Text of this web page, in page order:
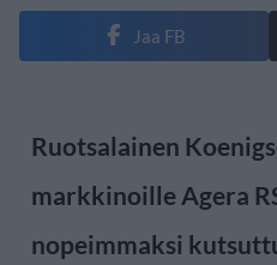
Jaa FB
Ruotsalainen
markkinoille Agera
nopeimmaksi